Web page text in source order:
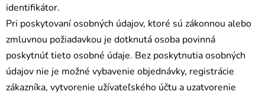
identifikátor.
Pri poskytovaní osobných údajov, ktoré sú zákonnou alebo
zmluvnou požiadavkou je dotknutá osoba povinná
poskytnúť tieto osobné údaje. Bez poskytnutia osobných
údajov nie je možné vybavenie objednávky, registrácie
zákazníka, vytvorenie užívateľského účtu a uzatvorenie